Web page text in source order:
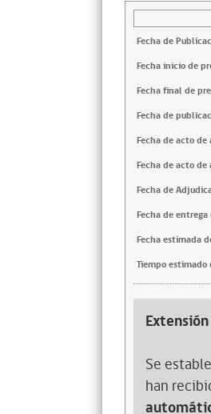
Fecha de
Fecha inicio de
Fecha final de
Fecha de
Fecha de acto
Fecha de acto
Fecha de
Fecha de
Fecha estimada
Tiempo
Se
han